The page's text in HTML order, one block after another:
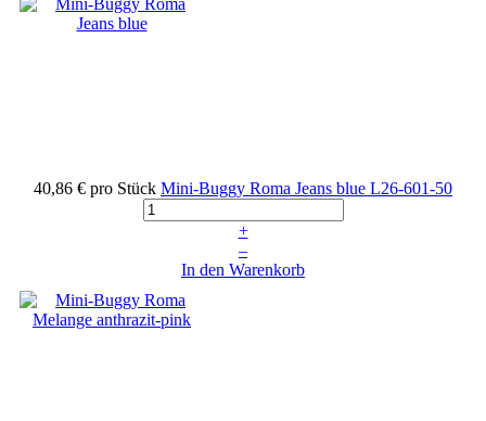
40,86 € pro Stück Mini-Buggy Roma Jeans blue L26-601-50
+
–
In den Warenkorb